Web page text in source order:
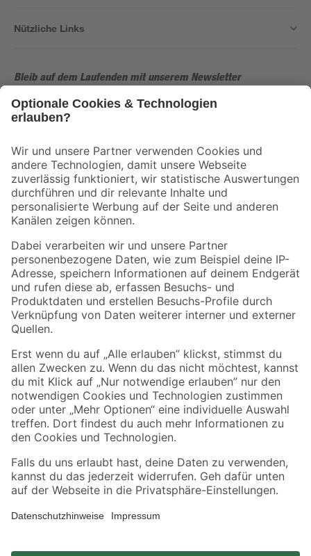
Nützliche Links
Bleib auf dem Laufenden mit unserem Newsletter
Der toom Newsletter: Keine Angebote und Aktionen mehr verpassen!
Folge uns
Zahlungsarten Versandarten
Sicher einkaufen
Jetzt die toom-App herunterladen
Alle Preisangaben in EUR inkl. gesetzl. MwSt.. Die dargestellten Angebote sind unter
Umständen nicht in allen Märkten verfügbar. Die angegebenen Verfügbarkeiten beziehen
sich auf den unter "Mein Markt" ausgewählten toom Baumarkt. Alle Angebote und
*Paketversand ab 59 € versandkostenfrei, gilt nicht für Artikel mit Speditionsversand, hier
fallen zusätzliche Versandkosten an.